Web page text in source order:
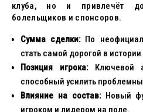
клуба, но и привлечёт
болельщиков и спонсоров.
Сумма сделки:По
стать самой дорогой в
Позиция игрока:Ключевой
способный усилить
Влияние на состав:Новый
игроком и лидером на поле.